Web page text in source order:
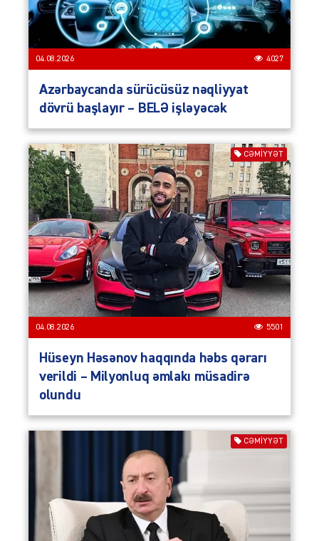
04.08.2026 4027
Azərbaycanda sürücüsüz nəqliyyat
dövrü başlayır – BELƏ işləyəcək
CƏMIYYƏT
04.08.2026 5501
Hüseyn Həsənov haqqında həbs qərarı
verildi – Milyonluq əmlakı müsadirə
olundu
CƏMIYYƏT